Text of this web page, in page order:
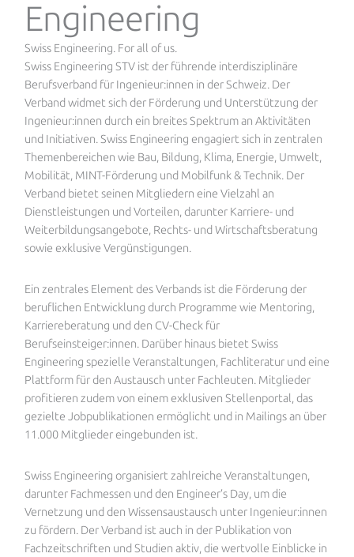
Engineering
Swiss Engineering. For all of us.
Swiss Engineering STV ist der führende interdisziplinäre
Berufsverband für Ingenieur:innen in der Schweiz. Der
Verband widmet sich der Förderung und Unterstützung der
Ingenieur:innen durch ein breites Spektrum an Aktivitäten
und Initiativen. Swiss Engineering engagiert sich in zentralen
Themenbereichen wie Bau, Bildung, Klima, Energie, Umwelt,
Mobilität, MINT-Förderung und Mobilfunk & Technik. Der
Verband bietet seinen Mitgliedern eine Vielzahl an
Dienstleistungen und Vorteilen, darunter Karriere- und
Weiterbildungsangebote, Rechts- und Wirtschaftsberatung
sowie exklusive Vergünstigungen.
Ein zentrales Element des Verbands ist die Förderung der
beruflichen Entwicklung durch Programme wie Mentoring,
Karriereberatung und den CV-Check für
Berufseinsteiger:innen. Darüber hinaus bietet Swiss
Engineering spezielle Veranstaltungen, Fachliteratur und eine
Plattform für den Austausch unter Fachleuten. Mitglieder
profitieren zudem von einem exklusiven Stellenportal, das
gezielte Jobpublikationen ermöglicht und in Mailings an über
11.000 Mitglieder eingebunden ist.
Swiss Engineering organisiert zahlreiche Veranstaltungen,
darunter Fachmessen und den Engineer’s Day, um die
Vernetzung und den Wissensaustausch unter Ingenieur:innen
zu fördern. Der Verband ist auch in der Publikation von
Fachzeitschriften und Studien aktiv, die wertvolle Einblicke in